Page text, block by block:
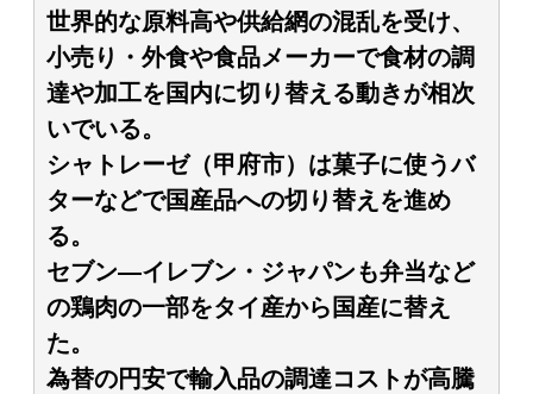
世界的な原料高や供給網の混乱を受け、
小売り・外食や食品メーカーで食材の調
達や加工を国内に切り替える動きが相次
いでいる。
シャトレーゼ（甲府市）は菓子に使うバ
ターなどで国産品への切り替えを進め
る。
セブン―イレブン・ジャパンも弁当など
の鶏肉の一部をタイ産から国産に替え
た。
為替の円安で輸入品の調達コストが高騰